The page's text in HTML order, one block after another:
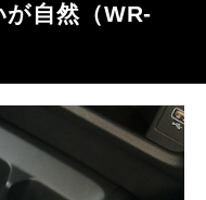
自然（WR-